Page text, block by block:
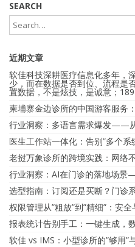
SEARCH
近期文章
软佳科技深耕医疗信息化多年，
少，而在数据是否到位、流程是
置数据，不是炫技，是诚意；
柬埔寨金边诊所的中国游客服务
行业洞察：多语言需求爆发——从
医生工作站一体化：告别”多个系
老挝万象诊所的跨境实践：网络
行业洞察：AI在门诊的落地场景
选型指南：订阅还是买断？门诊
权限管理从”粗放”到”精细”：安
报表统计告别手工：一键生成，
软佳 vs IMS：小型诊所的”够用”